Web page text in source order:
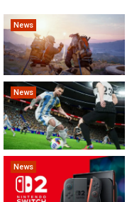
News
News
News